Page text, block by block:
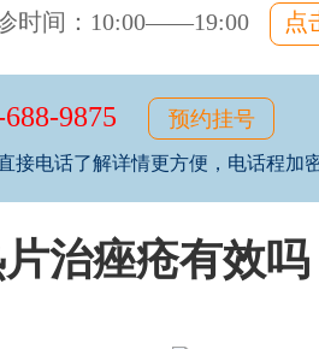
时间：10:00——19:00 点
9875 预约挂号
接电话了解详情更方便，电话程加密
治痤疮有效吗